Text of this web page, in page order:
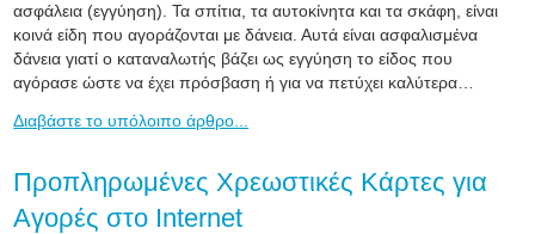
ασφάλεια (εγγύηση). Τα σπίτια, τα αυτοκίνητα και τα σκάφη, είναι
κοινά είδη που αγοράζονται με δάνεια. Αυτά είναι ασφαλισμένα
δάνεια γιατί ο καταναλωτής βάζει ως εγγύηση το είδος που
αγόρασε ώστε να έχει πρόσβαση ή για να πετύχει καλύτερα…
Διαβάστε το υπόλοιπο άρθρο...
Προπληρωμένες Χρεωστικές Κάρτες για
Αγορές στο Internet